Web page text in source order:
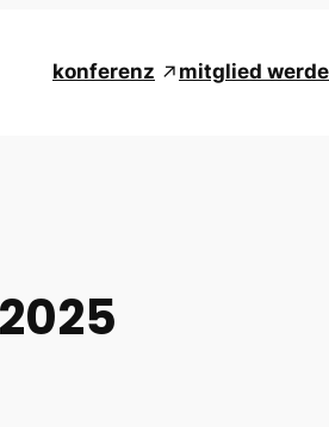
konferenz mitglied